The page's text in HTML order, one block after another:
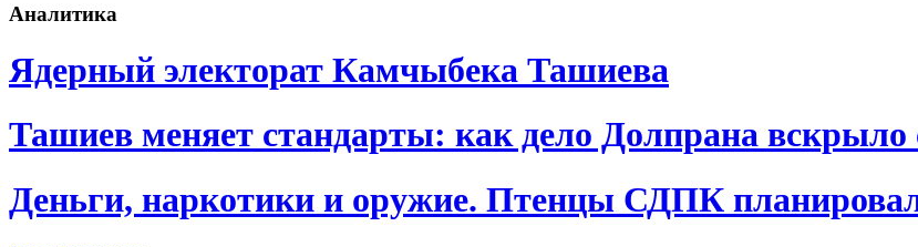
Аналитика
Ядерный электорат Камчыбека Ташиева
Ташиев меняет стандарты: как дело Долпрана
Деньги, наркотики и оружие. Птенцы СДПК